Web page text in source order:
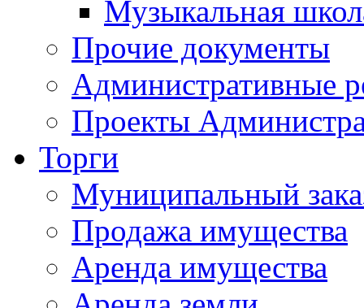
Музыкальная
Прочие документы
Административные
Проекты
Торги
Муниципальный
Продажа имущества
Аренда имущества